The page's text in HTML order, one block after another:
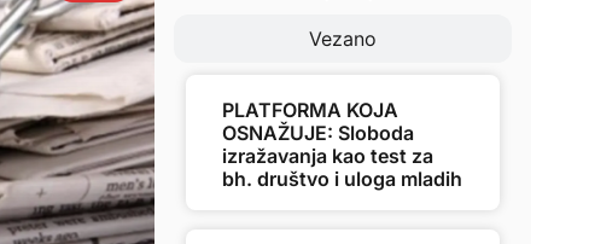
Vezano
PLATFORMA KOJA
OSNAŽUJE: Sloboda
izražavanja kao test za
bh. društvo i uloga mladih